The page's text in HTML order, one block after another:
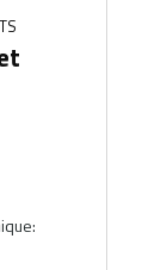
: